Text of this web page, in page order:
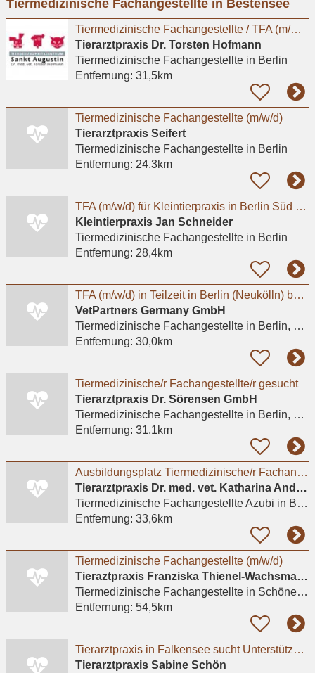
eingeben
Tiermedizinische Fachangestellte in Bestensee
Tiermedizinische Fachangestellte / TFA (m/w/d) – Berlin-Biesdorf
Tierarztpraxis Dr. Torsten Hofmann
Tiermedizinische Fachangestelltein Berlin
Entfernung: 31,5km
Tiermedizinische Fachangestellte (m/w/d)
Tierarztpraxis Seifert
Tiermedizinische Fachangestelltein Berlin
Entfernung: 24,3km
TFA (m/w/d) für Kleintierpraxis in Berlin Süd gesucht (20-35h)
Kleintierpraxis Jan Schneider
Tiermedizinische Fachangestelltein Berlin
Entfernung: 28,4km
TFA (m/w/d) in Teilzeit in Berlin (Neukölln) bei Tierarztpraxis Sarah Watson
VetPartners Germany GmbH
Tiermedizinische Fachangestelltein Berlin, Neukölln
Entfernung: 30,0km
Tiermedizinische/r Fachangestellte/r gesucht
Tierarztpraxis Dr. Sörensen GmbH
Tiermedizinische Fachangestelltein Berlin, Lichterfelde
Entfernung: 31,1km
Ausbildungsplatz Tiermedizinische/r Fachangestellte/r gesucht?
Tierarztpraxis Dr. med. vet. Katharina Andreas
Tiermedizinische Fachangestellte Azubi in Berlin
Entfernung: 33,6km
Tiermedizinische Fachangestellte (m/w/d)
Tieraztpraxis Franziska Thienel-Wachsmann
Tiermedizinische Fachangestelltein Schönewalde
Entfernung: 54,5km
Tierarztpraxis in Falkensee sucht Unterstützung
Tierarztpraxis Sabine Schön